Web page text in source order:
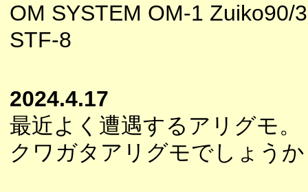
OM SYSTEM OM-1 Zuiko90/
STF-8
2024.4.17
最近よく遭遇するアリグモ。
クワガタアリグモでしょう